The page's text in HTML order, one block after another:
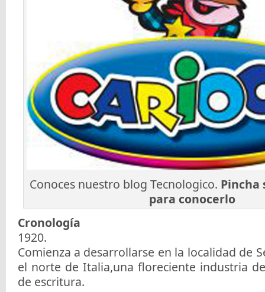
Conoces nuestro blog Tecnologico. Pincha
para conocerlo
Cronología
1920.
Comienza a desarrollarse en la localidad de
el norte de Italia,una floreciente industria
de escritura.